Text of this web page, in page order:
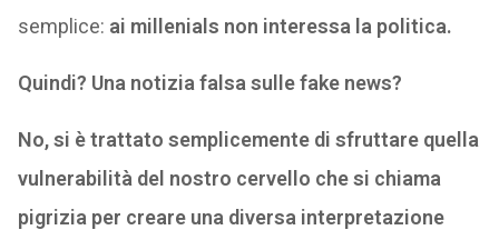
semplice: ai millenials non interessa la politica.
Quindi? Una notizia falsa sulle fake news?
No, si è trattato semplicemente di sfruttare quella
vulnerabilità del nostro cervello che si chiama
pigrizia per creare una diversa interpretazione